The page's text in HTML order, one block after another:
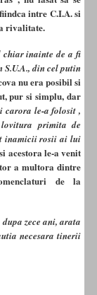
intre C.I.A. si
rivalitate.
chiar inainte de a fi
din cel putin
nu era posibil si
pur si simplu, dar
carora le-a folosit ,
primita de
inamicii rosii ai lui
acestora le-a venit
a multora dintre
de la
zece ani, arata
necesara tinerii